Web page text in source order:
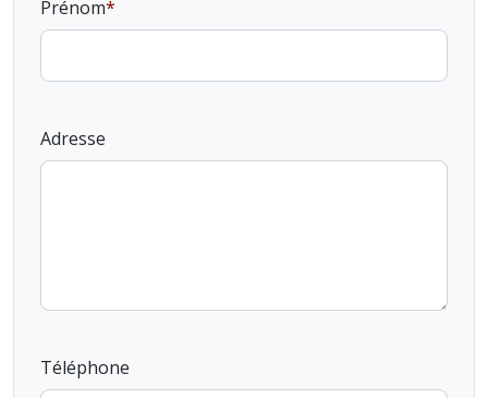
Prénom
Adresse
Téléphone